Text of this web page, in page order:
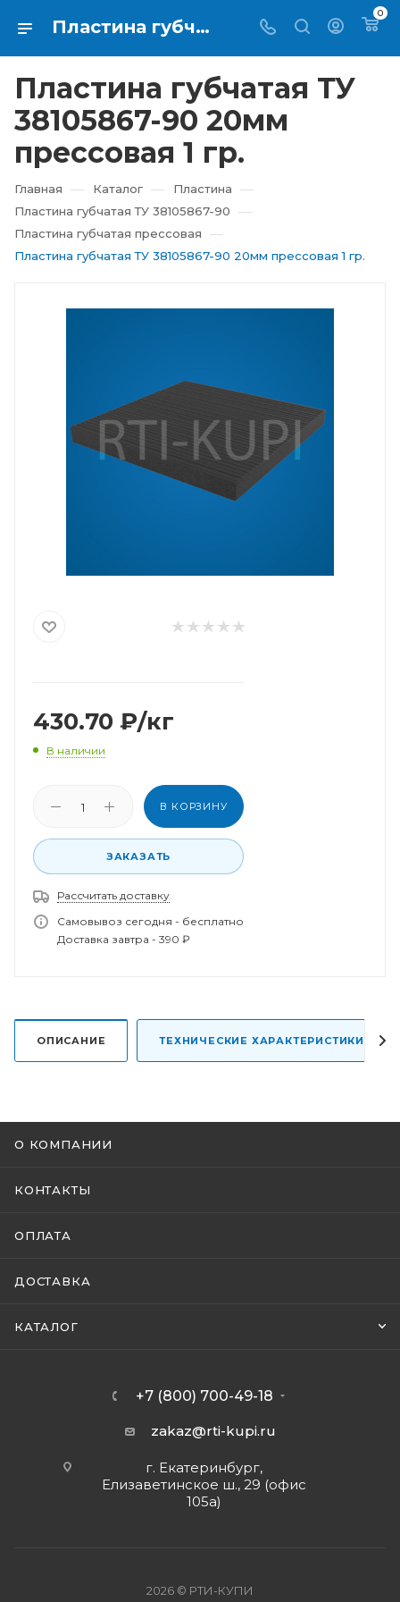
Пластина губчатая ТУ 38105867-90 20мм прессовая 1 гр. купить в Екатеринбурге ⇨ RTI-KUPI
0
Пластина губчатая ТУ
38105867-90 20мм
прессовая 1 гр.
Главная — Каталог — Пластина —
Пластина губчатая ТУ 38105867-90 —
Пластина губчатая прессовая —
Пластина губчатая ТУ 38105867-90 20мм прессовая 1 гр.
430.70 ₽/кг
В наличии
В КОРЗИНУ
ЗАКАЗАТЬ
Рассчитать доставку
Самовывоз сегодня - бесплатно
Доставка завтра - 390 ₽
ОПИСАНИЕ ТЕХНИЧЕСКИЕ ХАРАКТЕРИСТИКИ
О КОМПАНИИ
КОНТАКТЫ
ОПЛАТА
ДОСТАВКА
КАТАЛОГ
+7 (800) 700-49-18
zakaz@rti-kupi.ru
г. Екатеринбург,
Елизаветинское ш., 29 (офис
105а)
2026 © РТИ-КУПИ
Спасибо за заказ!
В ближайшее время наш менеджер свяжется с